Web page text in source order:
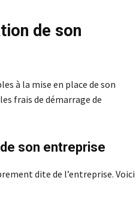
de son
à la mise en place de son
frais de démarrage de
son entreprise
dite de l’entreprise. Voici